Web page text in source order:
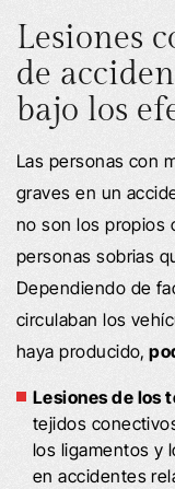
Lesiones
de
bajo los
Las personas con
graves en un
no son los propios
personas sobrias
Dependiendo de
circulaban los
haya producido,
Lesiones de los
tejidos
los ligamentos y
en accidentes